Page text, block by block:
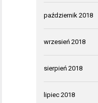
październik 2018
wrzesień 2018
sierpień 2018
lipiec 2018